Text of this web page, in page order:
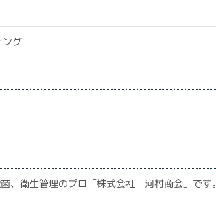
ング
、衛生管理のプロ「株式会社 河村商会」です。